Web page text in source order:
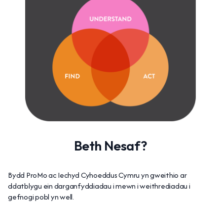
Beth Nesaf?
Bydd ProMo ac Iechyd Cyhoeddus Cymru yn gweithio ar
ddatblygu ein darganfyddiadau i mewn i weithrediadau i
gefnogi pobl yn well.